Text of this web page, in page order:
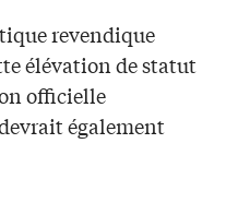
revendique
élévation de statut
officielle
également